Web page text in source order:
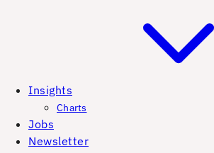
Insights
Charts
Jobs
Newsletter